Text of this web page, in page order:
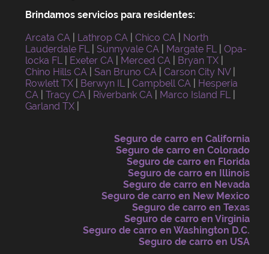
Brindamos servicios para residentes:
Arcata CA
Lathrop CA Chico CA
North
Lauderdale FL
Sunnyvale CA Margate FL
Opa-
locka FL
Exeter CA Merced CA Bryan TX
Chino Hills CA
San Bruno CA Carson City NV|
Rowlett TX
Berwyn IL Campbell CA
Hesperia
CA
Tracy CA Riverbank CA Marco Island FL
Garland TX
Seguro de carro en California
Seguro de carro en Colorado
Seguro de carro en Florida
Seguro de carro en Illinois
Seguro de carro en Nevada
Seguro de carro en New Mexico
Seguro de carro en Texas
Seguro de carro en Virginia
Seguro de carro en Washington D.C.
Seguro de carro en USA